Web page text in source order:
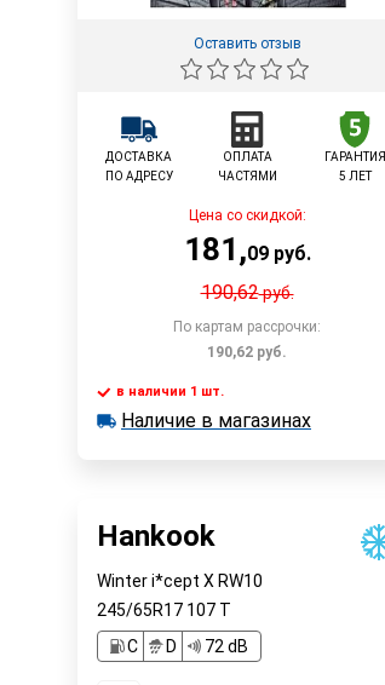
Оставить отзыв
ДОСТАВКА
ПО АДРЕСУ
ОПЛАТА
ЧАСТЯМИ
ГАРАНТИЯ
5 ЛЕТ
Цена со скидкой:
181 ,09руб.
190,62руб.
По картам рассрочки:
190,62 руб.
В корзину
в наличии 1 шт.
в наличии 1 шт.
Наличие в магазинах
Hankook
Winter i*cept X RW10
245/65R17 107 T
C
D 72 dB